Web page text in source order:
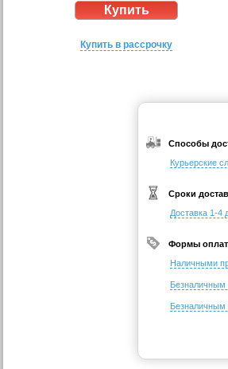
Купить в рассрочку
Способы
Курьерские
Сроки
Доставка 1-4
Формы
Наличными
Безналичным